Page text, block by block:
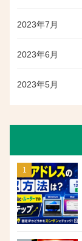
2023年7月
2023年6月
2023年5月